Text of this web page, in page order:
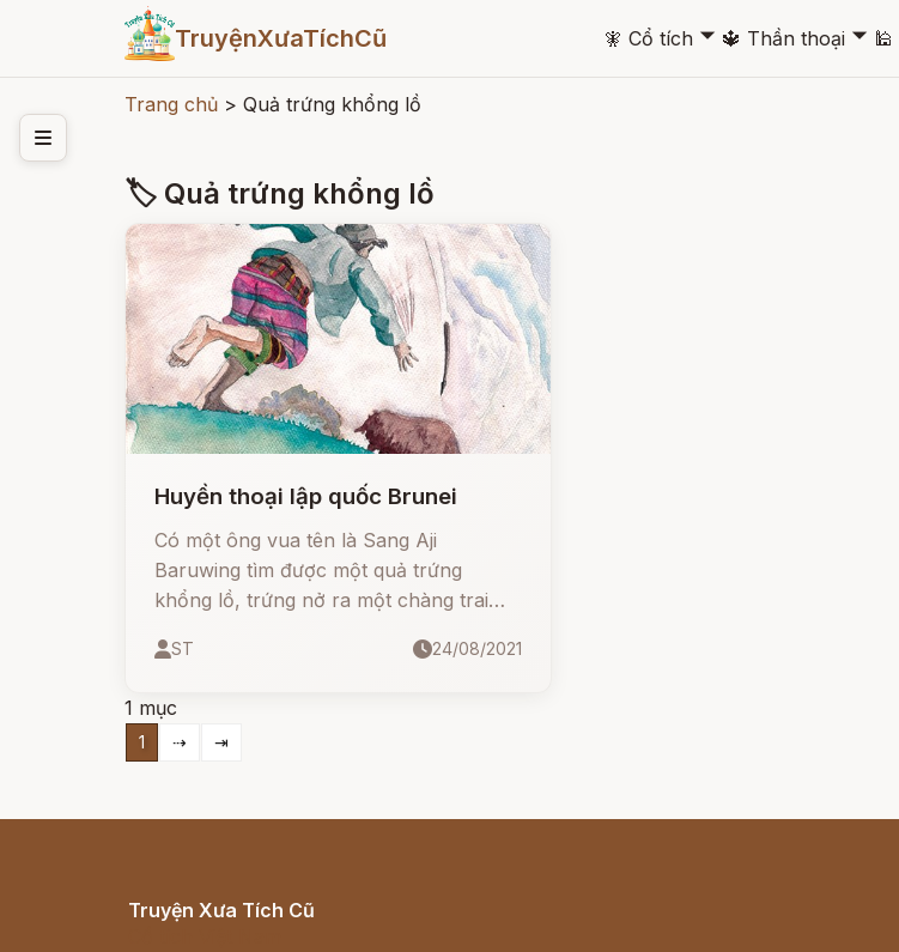
TruyệnXưaTíchCũ 🧚 Cổ tích 🞃 🔱 Thần thoại 🞃 🕌
Trang chủ > Quả trứng khổng lồ
🏷 Quả trứng khổng lồ
Huyền thoại lập quốc Brunei
Có một ông vua tên là Sang Aji
Baruwing tìm được một quả trứng
khổng lồ, trứng nở ra một chàng trai
cưới công chúa con vua làm vợ.
ST 24/08/2021
1 mục
1 ⇢ ⇥
Truyện Xưa Tích Cũ